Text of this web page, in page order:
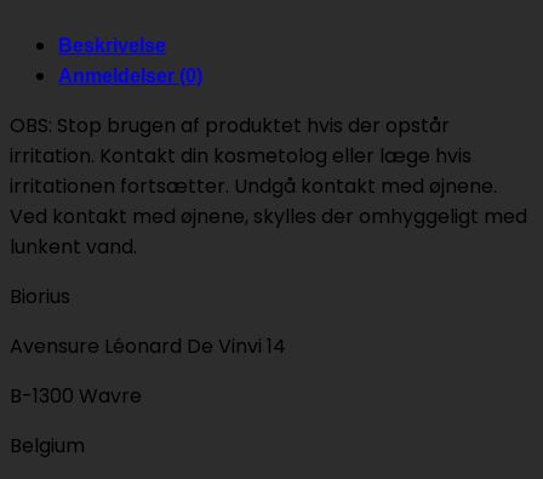
Beskrivelse
Anmeldelser (0)
OBS: Stop brugen af produktet hvis der opstår
irritation. Kontakt din kosmetolog eller læge hvis
irritationen fortsætter. Undgå kontakt med øjnene.
Ved kontakt med øjnene, skylles der omhyggeligt med
lunkent vand.
Biorius
Avensure Léonard De Vinvi 14
B-1300 Wavre
Belgium